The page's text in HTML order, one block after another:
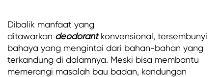
Dibalik manfaat yang
ditawarkan deodorantkonvensional, tersembunyi
bahaya yang mengintai dari bahan-bahan yang
terkandung di dalamnya. Meski bisa membantu
memerangi masalah bau badan, kandungan